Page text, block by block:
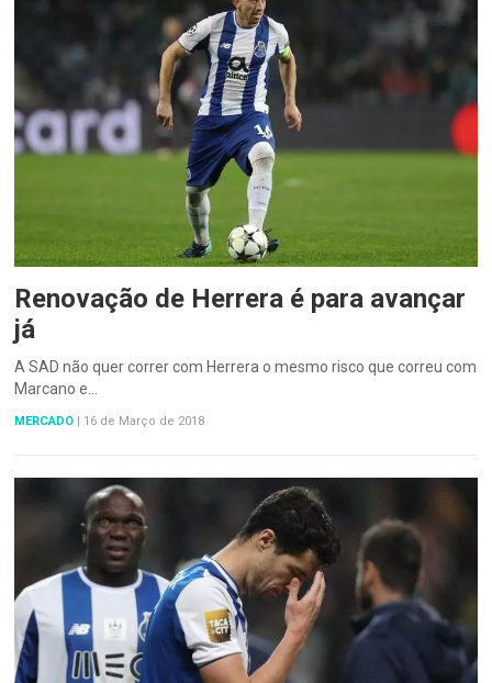
Renovação de Herrera é para avançar
já
A SAD não quer correr com Herrera o mesmo risco que correu com
Marcano e…
MERCADO | 16 de Março de 2018